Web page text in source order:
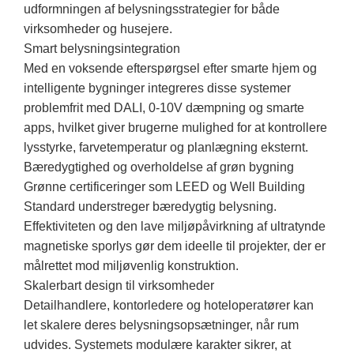
udformningen af ​​belysningsstrategier for både
virksomheder og husejere.
Smart belysningsintegration
Med en voksende efterspørgsel efter smarte hjem og
intelligente bygninger integreres disse systemer
problemfrit med DALI, 0-10V dæmpning og smarte
apps, hvilket giver brugerne mulighed for at kontrollere
lysstyrke, farvetemperatur og planlægning eksternt.
Bæredygtighed og overholdelse af grøn bygning
Grønne certificeringer som LEED og Well Building
Standard understreger bæredygtig belysning.
Effektiviteten og den lave miljøpåvirkning af ultratynde
magnetiske sporlys gør dem ideelle til projekter, der er
målrettet mod miljøvenlig konstruktion.
Skalerbart design til virksomheder
Detailhandlere, kontorledere og hoteloperatører kan
let skalere deres belysningsopsætninger, når rum
udvides. Systemets modulære karakter sikrer, at